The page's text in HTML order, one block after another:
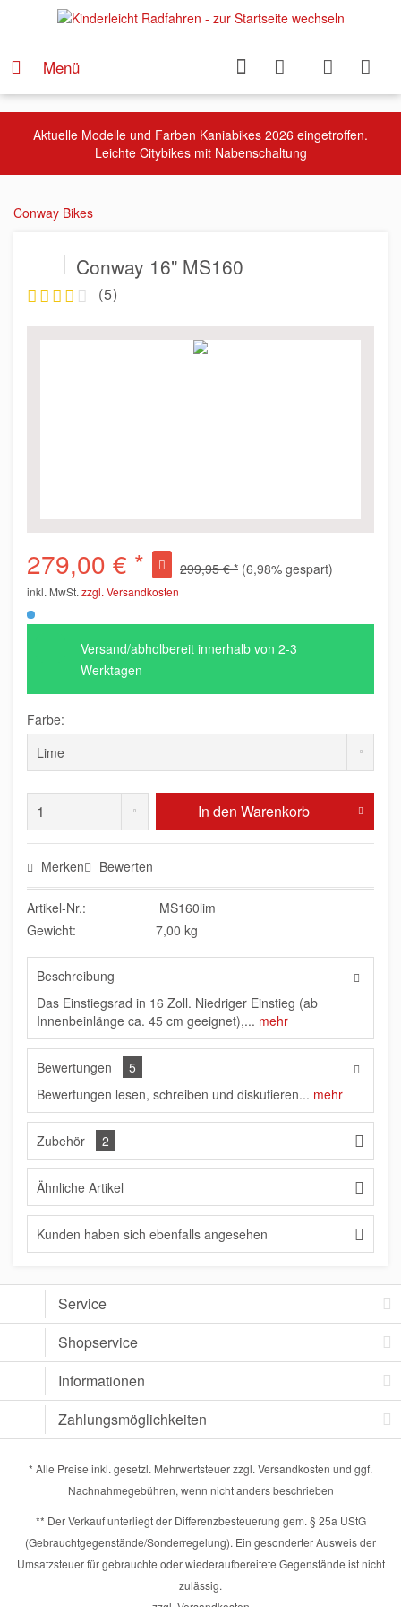
Menü
Aktuelle Modelle und Farben Kaniabikes 2026 eingetroffen.
Leichte Citybikes mit Nabenschaltung
Conway Bikes
Conway 16" MS160
(5)
279,00 € * 299,95 € * (6,98% gespart)
inkl. MwSt. zzgl. Versandkosten
Versand/abholbereit innerhalb von 2-3
Werktagen
Farbe:
In den Warenkorb
Merken Bewerten
Artikel-Nr.:
MS160lim
Gewicht:
7,00 kg
Beschreibung
Das Einstiegsrad in 16 Zoll. Niedriger Einstieg (ab
Innenbeinlänge ca. 45 cm geeignet),... mehr
Bewertungen
5
Bewertungen lesen, schreiben und diskutieren... mehr
Zubehör 2
Ähnliche Artikel
Kunden haben sich ebenfalls angesehen
Service
Shopservice
Informationen
Zahlungsmöglichkeiten
* Alle Preise inkl. gesetzl. Mehrwertsteuer zzgl. Versandkosten und ggf.
Nachnahmegebühren, wenn nicht anders beschrieben
** Der Verkauf unterliegt der Differenzbesteuerung gem. § 25a UStG
(Gebrauchtgegenstände/Sonderregelung). Ein gesonderter Ausweis der
Umsatzsteuer für gebrauchte oder wiederaufbereitete Gegenstände ist nicht
zulässig.